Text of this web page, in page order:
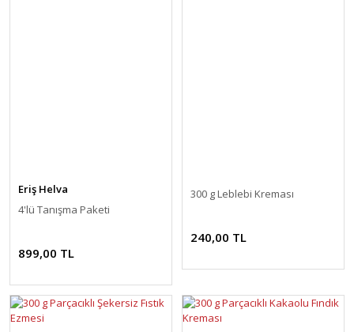
Eriş Helva
4'lü Tanışma Paketi
899,00 TL
300 g Leblebi Kreması
240,00 TL